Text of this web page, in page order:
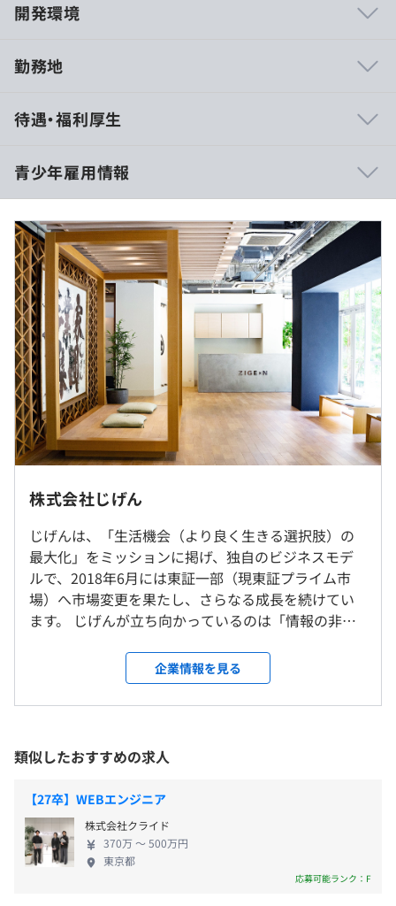
開発環境
でを全て自社で担当しており、多種多様な事業を少人数で
時進行しながら、タテ・ヨコ・ナナメ、エンジニアだけに
とどまらず様々な職種のメンバーとコミュニケーションを
取りつつ、自分自身で施策を推進し、成果を出すところま
での一連の流れにかかわります。様々な業務を通してマル
チに活躍できる人にステップアップが可能であり、エンジ
ニアリングを強みとしつつ、技術サイドとビジネスサイド
のバランスを取りながらスキルを伸ばしていける環境で
す。
また、ベトナムに弊社子会社ZIGExN VeNturaがあり、弊
社グループのみに向けたオフショア開発を行っています。
定期的にベトナムよりエンジニアが来日して日本の開発を
学びながら数か月滞在するなど、VeNturaとの交流も活発
に行われております。
・「賃貸スモッカ」
日本最大級の不動産賃貸住宅情報サービス
・「アルバイトEX」
アルバイトEXは、全国の主要アルバイト募集サイト掲載
の求人情報から、まとめて一括検索ができるアルバイト求
人専門の検索サービスです。
世界中のバイヤーに日本の中古車を届ける、日本最大級の
・「セルトレ」
事故車や廃車 どんな車両でも、ベストマッチした世界中
の買取事業者へ効率的に届けるDXサービス
勤務地
▼リモートワークについて
基本的にはオフィスへの出社を推奨していますが、在宅勤
務を組み合わせたハイブリッド勤務を標準の勤務体系とし
ています。
在宅勤務は、月最大8日まで（試用期間中は月最大4日ま
で）利用することができます。
※所属長の判断により、出社勤務となる場合あり
東京本社及び労働者の自宅
＜変更範囲＞
屋内原則禁煙（喫煙室あり）
・東京メトロ 日比谷線「虎ノ門ヒルズ」駅A1・A2出口徒
待遇・福利厚生
月給：300,000円～500,000円+各種手当
月給には固定残業手当（45時間分）：78,035 円～
130,058円を含む
※45時間を超過した時間外労働の残業手当は追加支給
想定年収：372万円～612万円
※時間外労働が月間45時間以下であった場合、早期帰社
手当を支給（10,000円）
※想定年収金額は早期帰社手当を含んだ場合
※加えて全社業績・個人の実績により業績連動賞与支給
（※想定年収は年収提示額を保証するものではありません）
フレックスタイム制（1日8時間）
※コアタイム（10:00～16:00）あり
休憩時間：12:00〜15:00の間で60分
平均残業時間：平均20～30時間／月
・特別休暇（7月～9月の任意の日に3日間 ※2025年度）
・年次有給休暇（時間単位での取得も可能）
・その他、法令および就業規則に定める休暇
青少年雇用情報
過去３年間の新卒採用者数の男女別人数
前年度 男性13人 女性3人
2年度前 男性17人 女性3人
3年度前 男性19人 女性2人
平均勤続年数
4.0年
研修の有無及び内容
・OJT研修：配属後はOJTトレーナーがつき、実務を通じ
て開発プロセスを習得。
・社内勉強会・LT会：AI・機械学習・A/Bテストなど技術
共有の場を積極的に開催。
自己啓発支援の有無及びその内容
資格補助制度（資格取得にかかる費用を1人30万円/年ま
でサポートする制度）
メンター制度の有無
役員及び管理的地位にある者に占める女性の割合
役員25.0%
管理職15.3%
株式会社じげん
じげんは、「生活機会（より良く生きる選択肢）の
最大化」をミッションに掲げ、独自のビジネスモデ
ルで、2018年6月には東証一部（現東証プライム市
場）へ市場変更を果たし、さらなる成長を続けてい
ます。 じげんが立ち向かっているのは「情報の非対
い問題）」。インターネットの発展により格段に増
加した情報の中から、必要な情報を有機的に収束、
再構築し、パーソナライズして届けることで、ユー
できる「場」を創出しています。 事業で社会の問題
を解決するプロフェッショナル＝事業家集団とし
て、さらなる高みを目指しています。 ■基本理念
ZIGEｘNは、生活機会の最大化を目指し、インター
ネットを通じて宇宙（せかい）をつなぐ『場』を提
供することで、 社会との調和を図り、共に持続的発
展を追求していく。 ー ITの進化が私達の生活の質
企業情報を見る
類似したおすすめの求人
【27卒】WEBエンジニア
株式会社クライド
370万 〜 500万円
東京都
応募可能ランク：F